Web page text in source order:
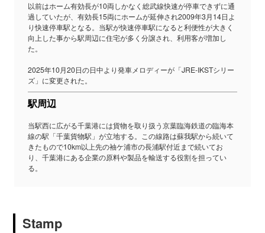
以前はホーム有効長が10両しかなく総武線快速が停車できずに通
過していたが、有効長15両にホームが延伸され2009年3月14日よ
り快速停車駅となる。当駅が快速停車駅になると利便性が大きく
向上した事から駅周辺に住宅が多く分譲され、利用客が増加し
た。
2025年10月20日の日中より発車メロディーが「JRE-IKSTシリー
ズ」に変更された。
駅周辺
当駅西に広がる千葉港には貨物を取り扱う京葉臨海鉄道の臨海本
線の駅「千葉貨物駅」が立地する。この線路は蘇我駅から続いて
きたもので10km以上先の袖ケ浦市の長浦駅付近まで続いてお
り、千葉港にある企業の原料や製品を輸送する役割を担ってい
る。
Stamp